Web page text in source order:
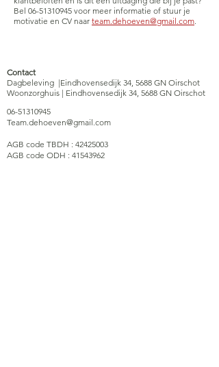
Bel 06-51310945 voor meer informatie of stuur je
motivatie en CV naar team.dehoeven@gmail.com.
Contact
Dagbeleving |Eindhovensedijk 34, 5688 GN Oirschot
Woonzorghuis | Eindhovensedijk 34, 5688 GN Oirschot
06-51310945
Team.dehoeven@gmail.com
AGB code TBDH : 42425003
AGB code ODH : 41543962